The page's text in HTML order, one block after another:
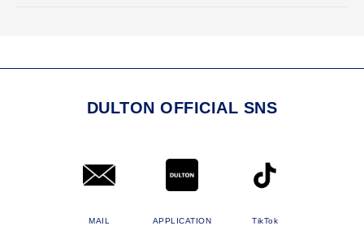
DULTON OFFICIAL SNS
MAIL
APPLICATION TikTok